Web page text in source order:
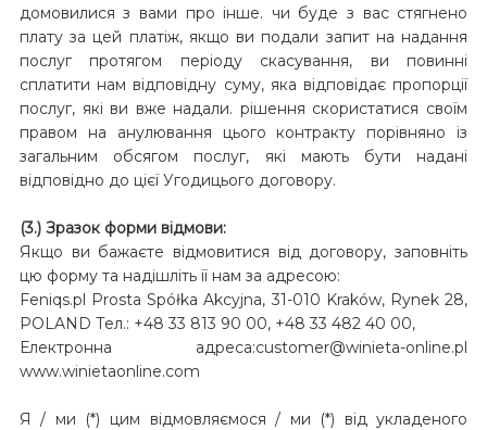
домовилися з вами про інше. чи буде з вас стягнено
плату за цей платіж, якщо ви подали запит на надання
послуг протягом періоду скасування, ви повинні
сплатити нам відповідну суму, яка відповідає пропорції
послуг, які ви вже надали. рішення скористатися своїм
правом на анулювання цього контракту порівняно із
загальним обсягом послуг, які мають бути надані
відповідно до цієї Угодицього договору.
(3.) Зразок форми відмови:
Якщо ви бажаєте відмовитися від договору, заповніть
цю форму та надішліть її нам за адресою:
Feniqs.pl Prosta Spółka Akcyjna, 31-010 Kraków, Rynek 28,
POLAND Тел.: +48 33 813 90 00, +48 33 482 40 00,
Електронна адреса:customer@winieta-online.pl
www.winietaonline.com
Я / ми (*) цим відмовляємося / ми (*) від укладеного